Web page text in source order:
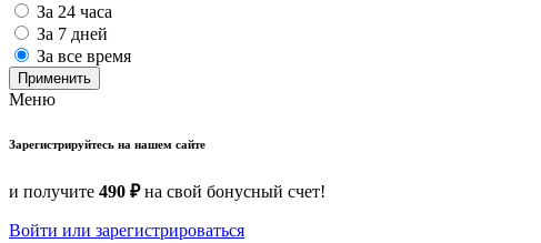
За 24 часа
За 7 дней
За все время
Применить
Меню
Зарегистрируйтесь на нашем сайте
и получите 490 ₽на свой бонусный счет!
Войти или зарегистрироваться